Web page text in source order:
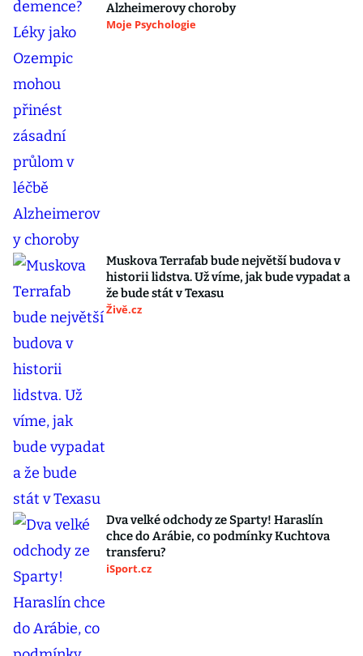
Alzheimerovy choroby
Moje Psychologie
Muskova Terrafab bude největší budova v
historii lidstva. Už víme, jak bude vypadat a
že bude stát v Texasu
Živě.cz
Dva velké odchody ze Sparty! Haraslín
chce do Arábie, co podmínky Kuchtova
transferu?
iSport.cz